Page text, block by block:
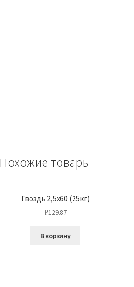
Похожие товары
Гвоздь 2,5х60 (25кг)
Р129.87
В корзину